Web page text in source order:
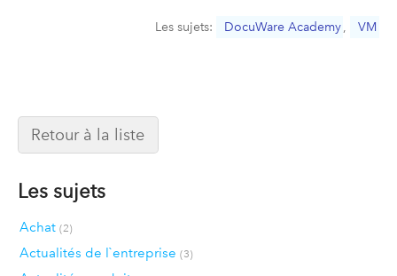
Les sujets: DocuWare Academy, VM
Retour à la liste
Les sujets
Achat (2)
Actualités de l`entreprise (3)